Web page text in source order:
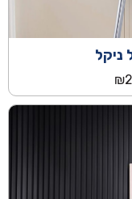
ניקל
₪
הנוכחי
הוא: